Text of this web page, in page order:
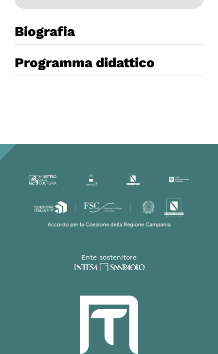
Biografia
Programma didattico
Ente sostenitore